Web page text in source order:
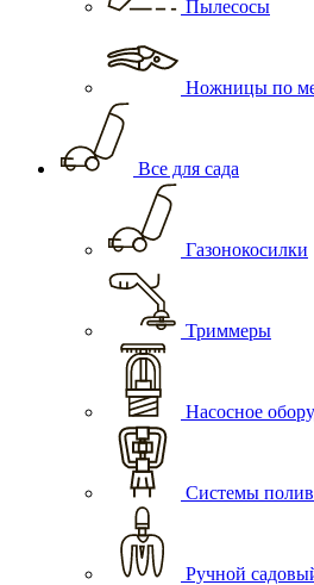
Пылесосы
Ножницы по
Все для сада
Газонокосилки
Триммеры
Насосное
Системы
Ручной